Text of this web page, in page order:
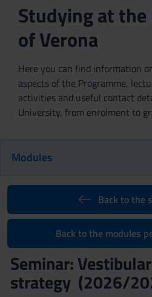
Studying at
of Verona
Here you can find information
aspects of the Programme,
activities and useful contact
University, from enrolment to
Modules
Back to the
Back to the modules
Seminar:
strategy (2026/